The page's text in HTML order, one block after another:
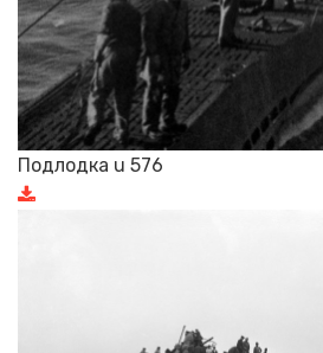
Подлодка u 576